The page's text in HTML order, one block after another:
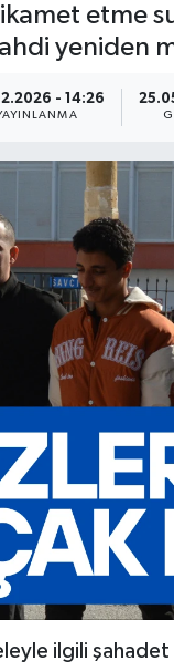
ikamet etme
yeniden
- 14:26
ilgili şahadet